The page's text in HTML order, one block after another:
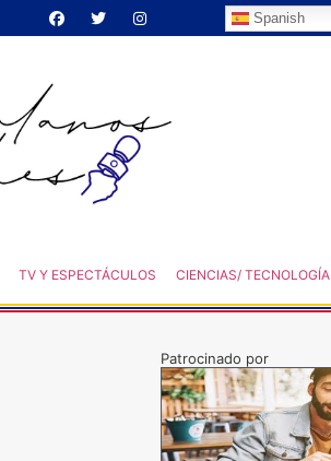
Spanish
TV Y ESPECTÁCULOS CIENCIAS/ TECNOLOGÍA
Patrocinado por